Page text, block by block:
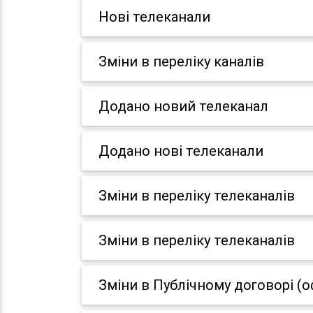
Нові телеканали
Зміни в переліку каналів
Додано новий телеканал
Додано нові телеканали
Зміни в переліку телеканалів
Зміни в переліку телеканалів
Зміни в Публічному договорі